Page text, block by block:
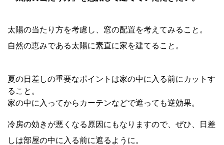
太陽の当たり方を考慮し、窓の配置を考えてみること。
自然の恵みである太陽に素直に家を建てること。
夏の日差しの重要なポイントは家の中に入る前にカットす
ること。
家の中に入ってからカーテンなどで遮っても逆効果。
冷房の効きが悪くなる原因にもなりますので、ぜひ、日差
しは部屋の中に入る前に遮るように。